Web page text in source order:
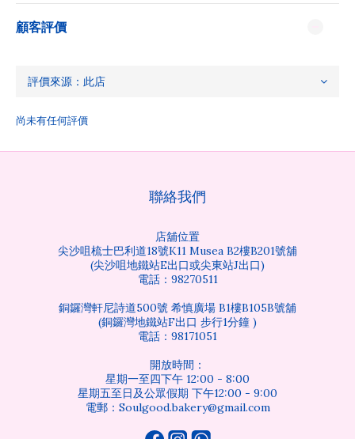
顧客評價
尚未有任何評價
聯絡我們
店舖位置
尖沙咀梳士巴利道18號K11 Musea B2樓B201號舖
(尖沙咀地鐵站E出口或尖東站J出口)
電話：98270511
銅鑼灣軒尼詩道500號 希慎廣場 B1樓B105B號舖
(銅鑼灣地鐵站F出口 步行1分鐘 )
電話：98171051
開放時間：
星期一至四下午 12:00 - 8:00
星期五至日及公眾假期 下午12:00 - 9:00
電郵：Soulgood.bakery@gmail.com